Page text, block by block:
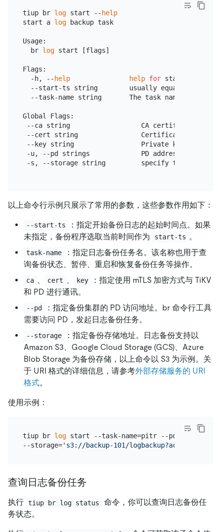
tiup br log start --help
start a log backup task
Usage:
  br
log start [flags]
Flags:
  -h, --
help help for start
--start-ts string        usually equals last
  --task-name string       The task name
Global Flags:
--ca string                  CA certificate path
--cert string                Certificate path
--key string                 Private key path
-u, --pd strings             PD address (default
-s, --storage string         specify the url
以上命令行示例只展示了常用的参数，这些参数作用如下：
--start-ts
：指定开始备份日志的起始时间点。如果
未指定，备份程序选取当前时间作为
start-ts 。
task-name
：指定日志备份任务名。该名称也用于查
询备份状态、暂停、重启和恢复备份任务等操作。
ca 、 cert 、 key
：指定使用 mTLS 加密方式与 TiKV
和 PD 进行通讯。
--pd
：指定备份集群的 PD 访问地址。br 命令行工具
需要访问 PD，发起日志备份任务。
--storage
：指定备份存储地址。日志备份支持以
Amazon S3、Google Cloud Storage (GCS)、Azure
Blob Storage 为备份存储，以上命令以 S3 为示例。关
于 URI 格式的详细信息，请参考外部存储服务的 URI
格式。
使用示例：
tiup br log start --task-name=pitr --pd=
--storage='s3://backup-101/logbackup?access-
查询日志备份任务
执行 tiup br log status
命令，你可以查询日志备份任
务状态。